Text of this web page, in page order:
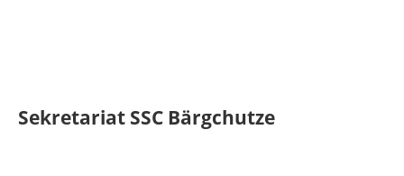
Sekretariat SSC Bärgchutze